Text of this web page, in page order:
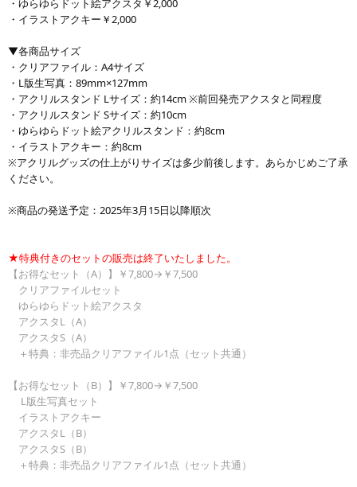
・ゆらゆらドット絵アクスタ￥2,000
・イラストアクキー￥2,000
▼各商品サイズ
・クリアファイル：A4サイズ
・L版生写真：89mm×127mm
・アクリルスタンド Lサイズ：約14cm ※前回発売アクスタと同程度
・アクリルスタンド Sサイズ：約10cm
・ゆらゆらドット絵アクリルスタンド：約8cm
・イラストアクキー：約8cm
※アクリルグッズの仕上がりサイズは多少前後します。あらかじめご了承
ください。
※商品の発送予定：2025年3月15日以降順次
★特典付きのセットの販売は終了いたしました。
【お得なセット（A）】￥7,800→￥7,500
クリアファイルセット
ゆらゆらドット絵アクスタ
アクスタL（A）
アクスタS（A）
＋特典：非売品クリアファイル1点（セット共通）
【お得なセット（B）】￥7,800→￥7,500
L版生写真セット
イラストアクキー
アクスタL（B）
アクスタS（B）
＋特典：非売品クリアファイル1点（セット共通）